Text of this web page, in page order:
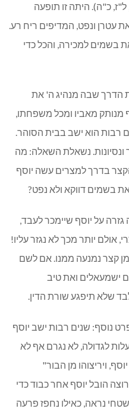
כ"ה). היתה זו תופעה
עטרן ונפט, המדיפים ריח רע.
בשמים למכירה, והכל כדי
הדרך שבה מנהיג ה' את
מנותק מאביו ומכל משפחתו,
רבות הוא ישב בבית הסוהר.
ונסיונות. נשאלת השאלה: מה
בדרך למצרים עשה יוסף
בשמים דווקא ולא נפט?
על יוסף שיימכר לעבד,
אולם יותר מכך לא נגזר עליו!
קצר נמנעה ממנו. אם לשם
ישמעאלים ואת טיב
שלא תיפגע שורת הדין.
נוסף: שנים רבות ישב יוסף
לגדולה, לא נגרם אף לא
ויריצוהו מן הבור"
הובל יוסף אחר כבוד כדי
נראה, כאילו נחפז פרעה